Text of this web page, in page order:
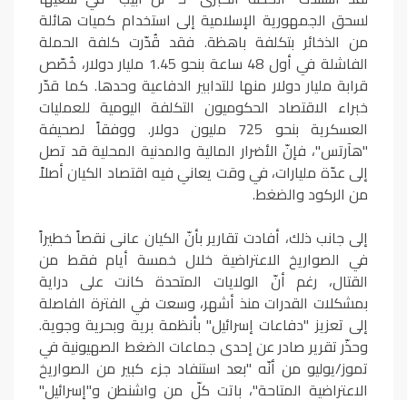
لسحق الجمهورية الإسلامية إلى استخدام كميات هائلة
من الذخائر بتكلفة باهظة. فقد قُدّرت كلفة الحملة
الفاشلة في أول 48 ساعة بنحو 1.45 مليار دولار، خُصّص
قرابة مليار دولار منها للتدابير الدفاعية وحدها. كما قدّر
خبراء الاقتصاد الحكوميون التكلفة اليومية للعمليات
العسكرية بنحو 725 مليون دولار. ووفقاً لصحيفة
"هآرتس"، فإنّ الأضرار المالية والمدنية المحلية قد تصل
إلى عدّة مليارات، في وقت يعاني فيه اقتصاد الكيان أصلاً
من الركود والضغط.
إلى جانب ذلك، أفادت تقارير بأنّ الكيان عانى نقصاً خطيراً
في الصواريخ الاعتراضية خلال خمسة أيام فقط من
القتال، رغم أنّ الولايات المتحدة كانت على دراية
بمشكلات القدرات منذ أشهر، وسعت في الفترة الفاصلة
إلى تعزيز "دفاعات إسرائيل" بأنظمة برية وبحرية وجوية.
وحذّر تقرير صادر عن إحدى جماعات الضغط الصهيونية في
تموز/يوليو من أنّه "بعد استنفاد جزء كبير من الصواريخ
الاعتراضية المتاحة"، باتت كلّ من واشنطن و"إسرائيل"